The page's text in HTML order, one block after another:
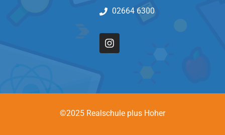
02664 6300
©2025 Realschule plus Hoher